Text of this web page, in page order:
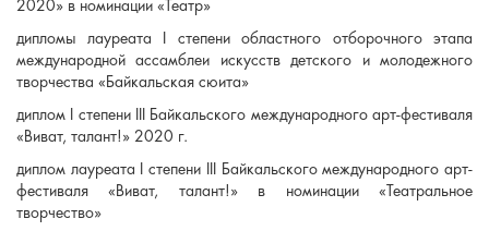
2020» в номинации «Театр»
дипломы лауреата I степени областного отборочного этапа
международной ассамблеи искусств детского и молодежного
творчества «Байкальская сюита»
диплом I степени III Байкальского международного арт-фестиваля
«Виват, талант!» 2020 г.
диплом лауреата I степени III Байкальского международного арт-
фестиваля «Виват, талант!» в номинации «Театральное
творчество»